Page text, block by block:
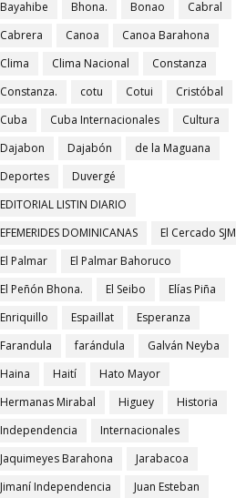
Bayahibe
Bhona. Bonao
Cabral
Cabrera
Canoa
Canoa Barahona
Clima
Clima Nacional
Constanza
Constanza.
cotu Cotui
Cristóbal
Cuba
Cuba Internacionales
Cultura
Dajabon
Dajabón
de la Maguana
Deportes
Duvergé
EDITORIAL LISTIN DIARIO
EFEMERIDES DOMINICANAS
El Cercado SJM
El Palmar
El Palmar Bahoruco
El Peñón Bhona.
El Seibo
Elías Piña
Enriquillo
Espaillat
Esperanza
Farandula
farándula
Galván Neyba
Haina
Haití
Hato Mayor
Hermanas Mirabal
Higuey
Historia
Independencia
Internacionales
Jaquimeyes Barahona
Jarabacoa
Jimaní Independencia
Juan Esteban